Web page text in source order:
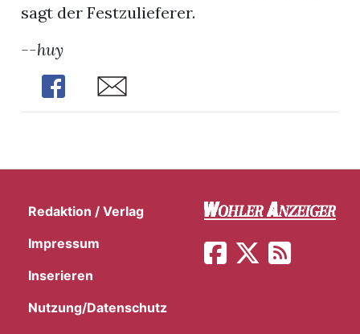
sagt der Festzulieferer.
--huy
Share
Share
Redaktion / Verlag
Impressum
Inserieren
Nutzung/Datenschutz